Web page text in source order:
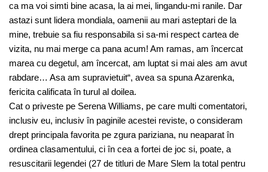
ca ma voi simti bine acasa, la ai mei, lingandu-mi ranile. Dar
astazi sunt lidera mondiala, oamenii au mari asteptari de la
mine, trebuie sa fiu responsabila si sa-mi respect cartea de
vizita, nu mai merge ca pana acum! Am ramas, am încercat
marea cu degetul, am încercat, am luptat si mai ales am avut
rabdare… Asa am supravietuit“, avea sa spuna Azarenka,
fericita calificata în turul al doilea.
Cat o priveste pe Serena Williams, pe care multi comentatori,
inclusiv eu, inclusiv în paginile acestei reviste, o consideram
drept principala favorita pe zgura pariziana, nu neaparat în
ordinea clasamentului, ci în cea a fortei de joc si, poate, a
resuscitarii legendei (27 de titluri de Mare Slem la total pentru